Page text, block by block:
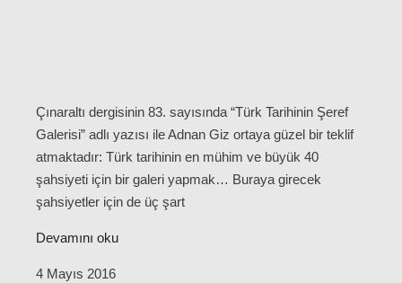
Çınaraltı dergisinin 83. sayısında “Türk Tarihinin Şeref
Galerisi” adlı yazısı ile Adnan Giz ortaya güzel bir teklif
atmaktadır: Türk tarihinin en mühim ve büyük 40
şahsiyeti için bir galeri yapmak… Buraya girecek
şahsiyetler için de üç şart
Devamını oku
4 Mayıs 2016